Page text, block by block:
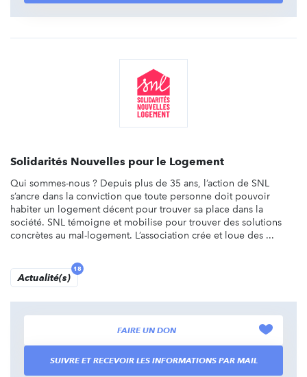
Solidarités Nouvelles pour le Logement
Qui sommes-nous ? Depuis plus de 35 ans, l’action de SNL
s’ancre dans la conviction que toute personne doit pouvoir
habiter un logement décent pour trouver sa place dans la
société. SNL témoigne et mobilise pour trouver des solutions
concrètes au mal-logement. L’association crée et loue des ...
Actualité(s)
18
FAIRE UN DON
SUIVRE ET RECEVOIR LES INFORMATIONS PAR MAIL